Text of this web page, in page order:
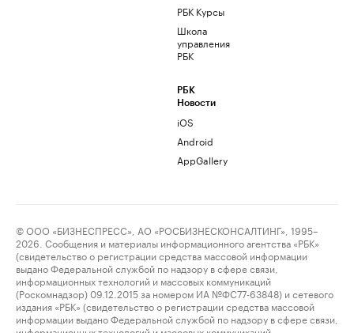
РБК Курсы
Школа
управления
РБК
РБК
Новости
iOS
Android
AppGallery
© ООО «БИЗНЕСПРЕСС», АО «РОСБИЗНЕСКОНСАЛТИНГ», 1995–
2026. Сообщения и материалы информационного агентства «РБК»
(свидетельство о регистрации средства массовой информации
выдано Федеральной службой по надзору в сфере связи,
информационных технологий и массовых коммуникаций
(Роскомнадзор) 09.12.2015 за номером ИА №ФС77-63848) и сетевого
издания «РБК» (свидетельство о регистрации средства массовой
информации выдано Федеральной службой по надзору в сфере связи,